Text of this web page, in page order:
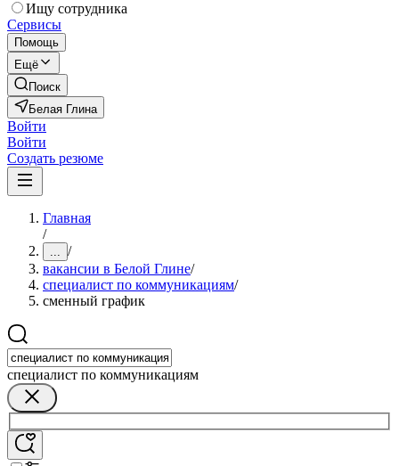
Ищу сотрудника
Сервисы
Помощь
Ещё
Поиск
Белая Глина
Войти
Войти
Создать резюме
Главная
/
... /
вакансии в Белой Глине/
специалист по коммуникациям/
сменный график
специалист по коммуникациям